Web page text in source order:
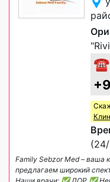
☎
Family Sebzor Med – ваша
предлагаем широкий